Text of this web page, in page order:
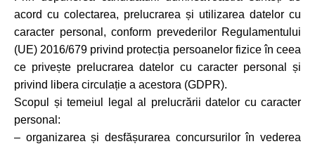
acord cu colectarea, prelucrarea și utilizarea datelor cu
caracter personal, conform prevederilor Regulamentului
(UE) 2016/679 privind protecția persoanelor fizice în ceea
ce privește prelucrarea datelor cu caracter personal și
privind libera circulație a acestora (GDPR).
Scopul și temeiul legal al prelucrării datelor cu caracter
personal:
– organizarea și desfășurarea concursurilor în vederea